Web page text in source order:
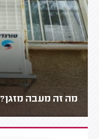
מה זה מעבה מזגן?